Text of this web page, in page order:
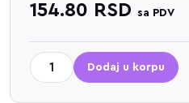
154.80 RSD sa PDV
Dodaj u korpu